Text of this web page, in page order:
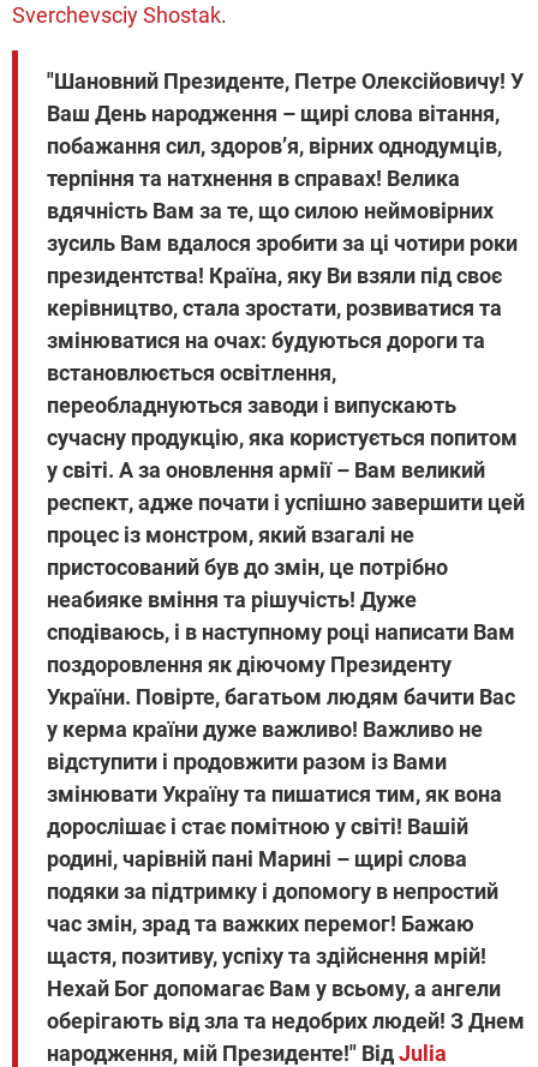
Sverchevsciy Shostak.
"Шановний Президенте, Петре Олексійовичу! У
Ваш День народження – щирі слова вітання,
побажання сил, здоров’я, вірних однодумців,
терпіння та натхнення в справах! Велика
вдячність Вам за те, що силою неймовірних
зусиль Вам вдалося зробити за ці чотири роки
президентства! Країна, яку Ви взяли під своє
керівництво, стала зростати, розвиватися та
змінюватися на очах: будуються дороги та
встановлюється освітлення,
переобладнуються заводи і випускають
сучасну продукцію, яка користується попитом
у світі. А за оновлення армії – Вам великий
респект, адже почати і успішно завершити цей
процес із монстром, який взагалі не
пристосований був до змін, це потрібно
неабияке вміння та рішучість! Дуже
сподіваюсь, і в наступному році написати Вам
поздоровлення як діючому Президенту
України. Повірте, багатьом людям бачити Вас
у керма країни дуже важливо! Важливо не
відступити і продовжити разом із Вами
змінювати Україну та пишатися тим, як вона
дорослішає і стає помітною у світі! Вашій
родині, чарівній пані Марині – щирі слова
подяки за підтримку і допомогу в непростий
час змін, зрад та важких перемог! Бажаю
щастя, позитиву, успіху та здійснення мрій!
Нехай Бог допомагає Вам у всьому, а ангели
оберігають від зла та недобрих людей! З Днем
народження, мій Президенте!" ВідJulia